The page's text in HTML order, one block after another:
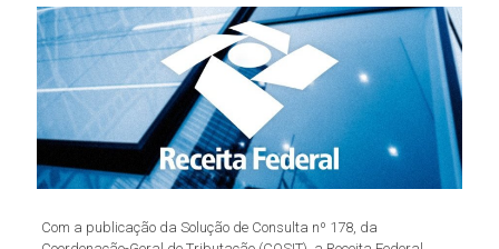
Com a publicação da Solução de Consulta nº 178, da